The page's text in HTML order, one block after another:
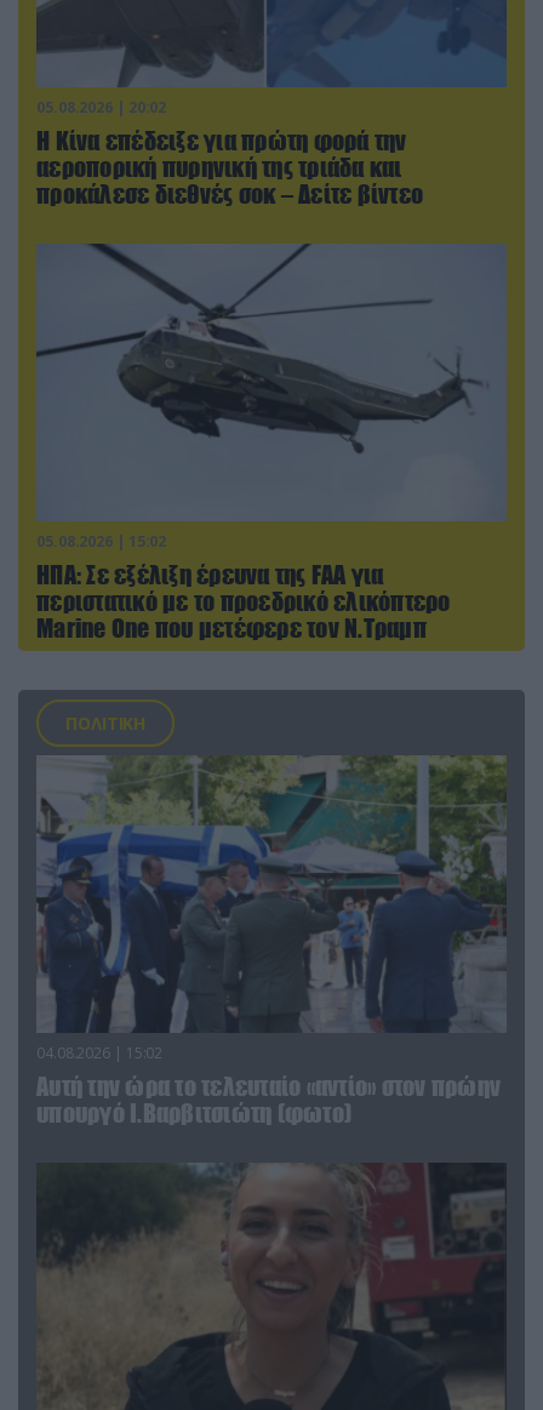
05.08.2026 | 20:02
Η Κίνα επέδειξε για πρώτη φορά την
αεροπορική πυρηνική της τριάδα και
προκάλεσε διεθνές σοκ – Δείτε βίντεο
05.08.2026 | 15:02
ΗΠΑ: Σε εξέλιξη έρευνα της FAA για
περιστατικό με το προεδρικό ελικόπτερο
Marine One που μετέφερε τον Ν.Τραμπ
ΠΟΛΙΤΙΚΗ
04.08.2026 | 15:02
Αυτή την ώρα το τελευταίο «αντίο» στον πρώην
υπουργό Ι.Βαρβιτσιώτη (φωτο)